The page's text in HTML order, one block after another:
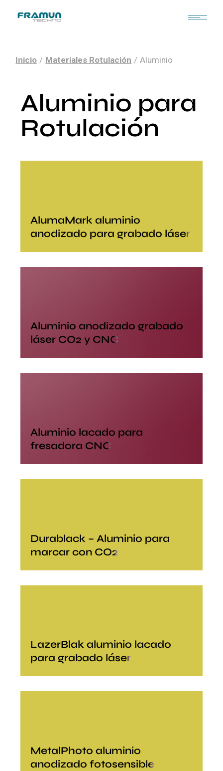
Inicio Materiales Rotulación Aluminio
Aluminio para
Rotulación
AlumaMark aluminio
anodizado para grabado láser
Aluminio anodizado grabado
láser CO2 y CNC
Aluminio lacado para
fresadora CNC
Durablack – Aluminio para
marcar con CO2
LazerBlak aluminio lacado
para grabado láser
MetalPhoto aluminio
anodizado fotosensible